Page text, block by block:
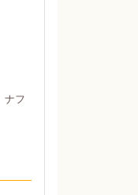
ナフ